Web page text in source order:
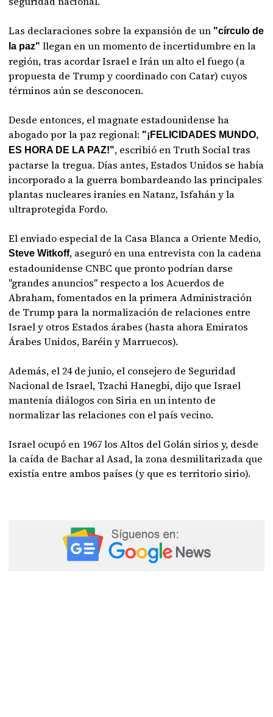
Las declaraciones sobre la expansión de un "círculo de
la paz" llegan en un momento de incertidumbre en la
región, tras acordar Israel e Irán un alto el fuego (a
propuesta de Trump y coordinado con Catar) cuyos
términos aún se desconocen.
Desde entonces, el magnate estadounidense ha
abogado por la paz regional: "¡FELICIDADES MUNDO,
ES HORA DE LA PAZ!", escribió en Truth Social tras
pactarse la tregua. Días antes, Estados Unidos se había
incorporado a la guerra bombardeando las principales
plantas nucleares iraníes en Natanz, Isfahán y la
ultraprotegida Fordo.
El enviado especial de la Casa Blanca a Oriente Medio,
Steve Witkoff, aseguró en una entrevista con la cadena
estadounidense CNBC que pronto podrían darse
"grandes anuncios" respecto a los Acuerdos de
Abraham, fomentados en la primera Administración
de Trump para la normalización de relaciones entre
Israel y otros Estados árabes (hasta ahora Emiratos
Árabes Unidos, Baréin y Marruecos).
Además, el 24 de junio, el consejero de Seguridad
Nacional de Israel, Tzachi Hanegbi, dijo que Israel
mantenía diálogos con Siria en un intento de
normalizar las relaciones con el país vecino.
Israel ocupó en 1967 los Altos del Golán sirios y, desde
la caída de Bachar al Asad, la zona desmilitarizada que
existía entre ambos países (y que es territorio sirio).